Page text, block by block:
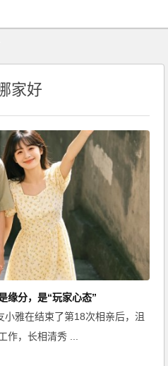
家好
缘分，是“玩家心态”
小雅在结束了第18次相亲后，沮
作，长相清秀 ...